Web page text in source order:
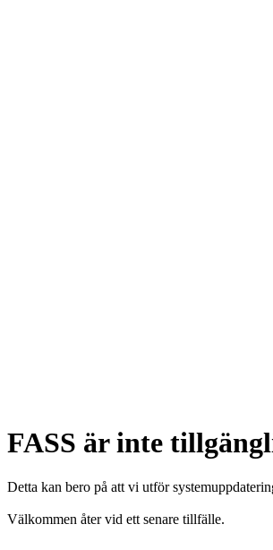
FASS är inte
Detta kan bero på att vi utför
Välkommen åter vid ett senare tillfälle.